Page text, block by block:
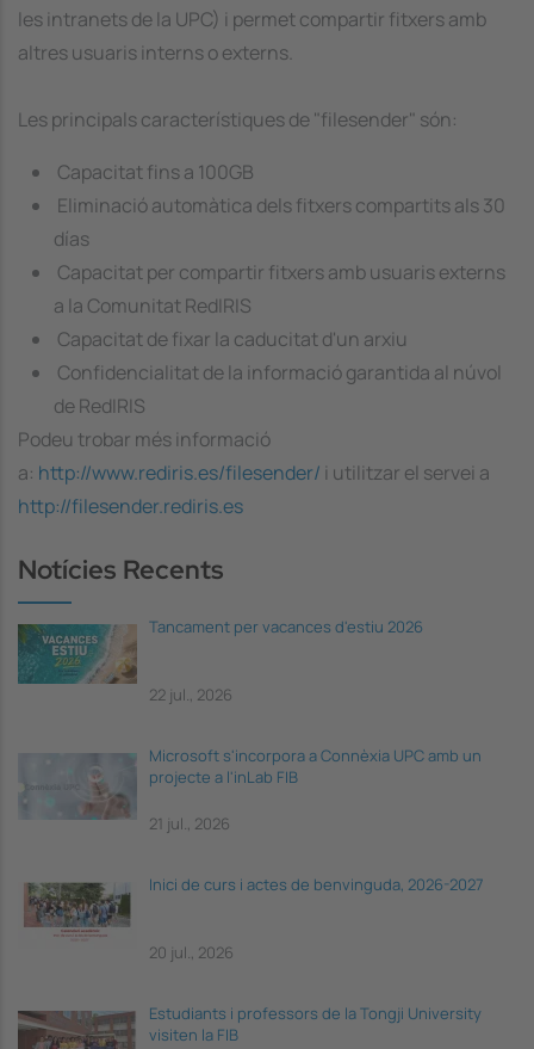
les intranets de la UPC) i permet compartir fitxers amb
altres usuaris interns o externs.
Les principals característiques de "filesender" són:
Capacitat fins a 100GB
Eliminació automàtica dels fitxers compartits als 30
días
Capacitat per compartir fitxers amb usuaris externs
a la Comunitat RedIRIS
Capacitat de fixar la caducitat d'un arxiu
Confidencialitat de la informació garantida al núvol
de RedIRIS
Podeu trobar més informació
a: http://www.rediris.es/filesender/ i utilitzar el servei a
http://filesender.rediris.es
Notícies Recents
Tancament per vacances d'estiu 2026
22 jul., 2026
Microsoft s'incorpora a Connèxia UPC amb un
projecte a l'inLab FIB
21 jul., 2026
Inici de curs i actes de benvinguda, 2026-2027
20 jul., 2026
Estudiants i professors de la Tongji University
visiten la FIB